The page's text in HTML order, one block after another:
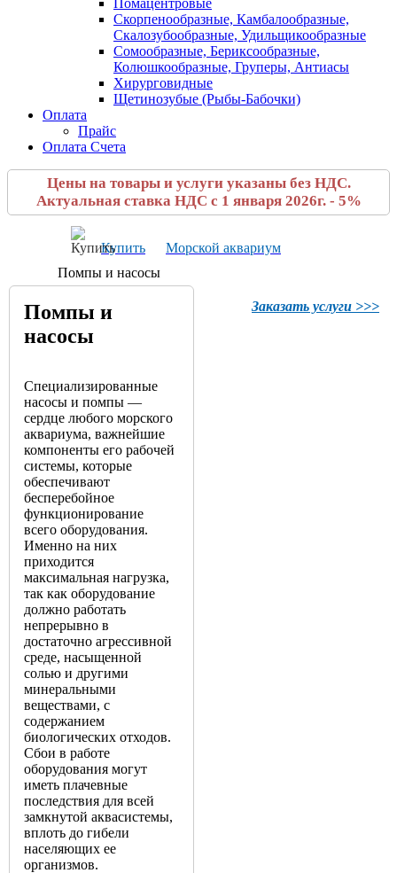
Помацентровые
Скорпенообразные, Камбалообразные,
Скалозубообразные, Удильщикообразные
Сомообразные, Бериксообразные,
Колюшкообразные, Груперы, Антиасы
Хирурговидные
Щетинозубые (Рыбы-Бабочки)
Оплата
Прайс
Оплата Счета
Цены на товары и услуги указаны без НДС.
Актуальная ставка НДС с 1 января 2026г. - 5%
Купить
Морской аквариум
Помпы и насосы
Заказать услуги >>>
Помпы и
насосы
Специализированные
насосы и помпы —
сердце любого морского
аквариума, важнейшие
компоненты его рабочей
системы, которые
обеспечивают
бесперебойное
функционирование
всего оборудования.
Именно на них
приходится
максимальная нагрузка,
так как оборудование
должно работать
непрерывно в
достаточно агрессивной
среде, насыщенной
солью и другими
минеральными
веществами, с
содержанием
биологических отходов.
Сбои в работе
оборудования могут
иметь плачевные
последствия для всей
замкнутой аквасистемы,
вплоть до гибели
населяющих ее
организмов.